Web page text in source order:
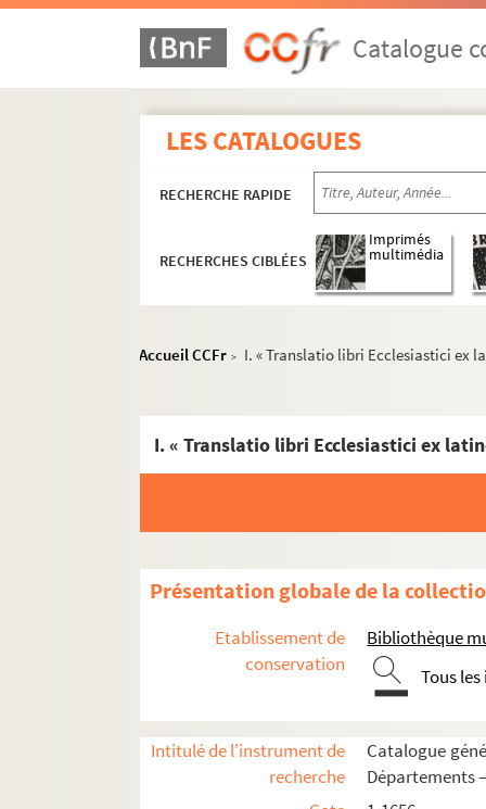
Catalogue
LES CATALOGUES
RECHERCHE RAPIDE
RECHERCHES CIBLÉES
Imprimés
multimédia
Accueil CCFr > I. « Translatio libri Ecclesiastici ex
Présentation globale de la
Etablissement de
conservation
Bibliothèque
Tous
Intitulé de l'instrument de
recherche
Catalogue
Départements